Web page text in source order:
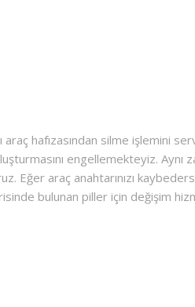
araç hafızasından silme işlemini
engellemekteyiz. Aynı
Eğer araç anahtarınızı
bulunan piller için değişim